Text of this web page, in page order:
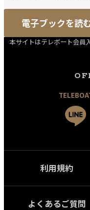
電子ブックを読
本サイトはテレボート会員
利用規約
よくあるご質問